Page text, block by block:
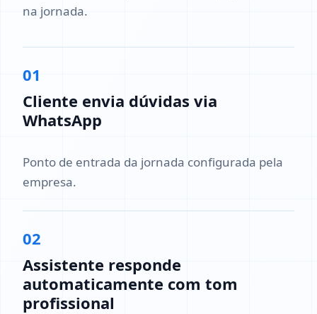
na jornada.
01
Cliente envia dúvidas via
WhatsApp
Ponto de entrada da jornada configurada pela
empresa.
02
Assistente responde
automaticamente com tom
profissional